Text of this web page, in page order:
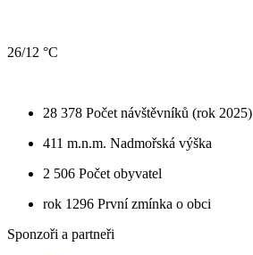
26/12 °C
28 378 Počet návštěvníků (rok 2025)
411 m.n.m. Nadmořská výška
2 506 Počet obyvatel
rok 1296 První zmínka o obci
Sponzoři a partneři